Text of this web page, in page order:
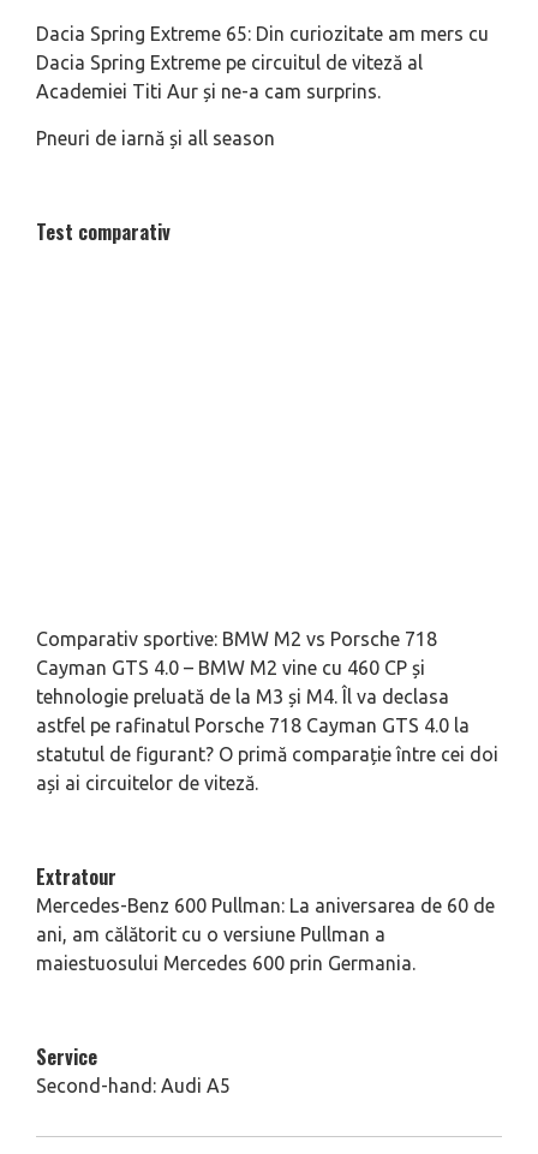
Dacia Spring Extreme 65: Din curiozitate am mers cu
Dacia Spring Extreme pe circuitul de viteză al
Academiei Titi Aur și ne-a cam surprins.
Pneuri de iarnă și all season
Test comparativ
Comparativ sportive: BMW M2 vs Porsche 718
Cayman GTS 4.0 – BMW M2 vine cu 460 CP și
tehnologie preluată de la M3 și M4. Îl va declasa
astfel pe rafinatul Porsche 718 Cayman GTS 4.0 la
statutul de figurant? O primă comparație între cei doi
ași ai circuitelor de viteză.
Extratour
Mercedes-Benz 600 Pullman: La aniversarea de 60 de
ani, am călătorit cu o versiune Pullman a
maiestuosului Mercedes 600 prin Germania.
Service
Second-hand: Audi A5